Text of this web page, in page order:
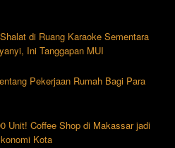
di Ruang Karaoke Sementara
Ini Tanggapan MUI
Pekerjaan Rumah Bagi Para
Unit! Coffee Shop di Makassar jadi
Kota